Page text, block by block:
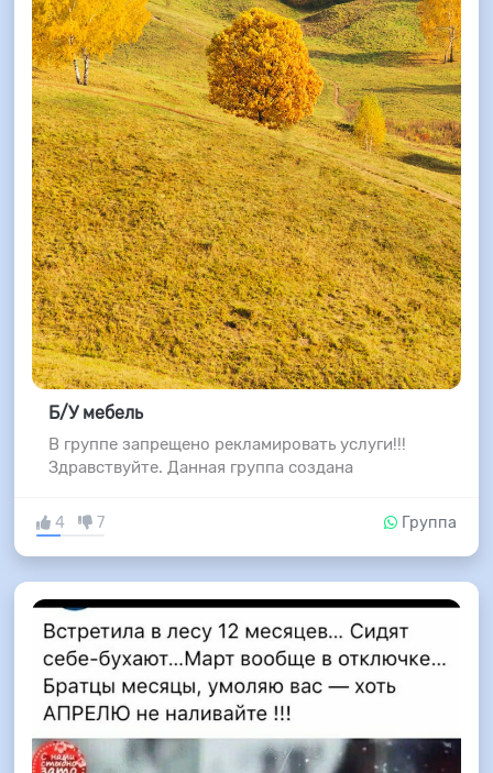
Б/У мебель
В группе запрещено рекламировать услуги!!!
Здравствуйте. Данная группа создана
4 7 Группа